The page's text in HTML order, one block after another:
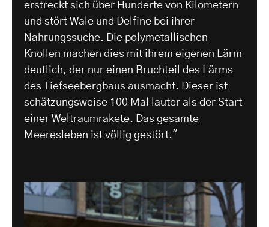
erstreckt sich über Hunderte von Kilometern
und stört Wale und Delfine bei ihrer
Nahrungssuche. Die polymetallischen
Knollen machen dies mit ihrem eigenen Lärm
deutlich, der nur einen Bruchteil des Lärms
des Tiefseebergbaus ausmacht. Dieser ist
schätzungsweise 100 Mal lauter als der Start
einer Weltraumrakete. Das gesamte
Meeresleben ist völlig gestört."